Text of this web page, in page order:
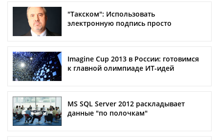
"Такском": Использовать
электронную подпись просто
Imagine Cup 2013 в России: готовимся
к главной олимпиаде ИТ-идей
MS SQL Server 2012 раскладывает
данные "по полочкам"